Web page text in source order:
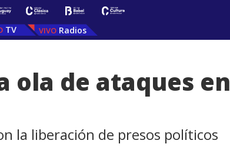
TV Radios
ola de ataques en
la liberación de presos políticos